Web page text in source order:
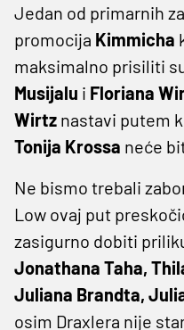
Jedan od primarnih
promocija Kimmicha
maksimalno prisiliti
Musijalu i Floriana
Wirtz nastavi putem
Tonija Krossa neće
Ne bismo trebali
Low ovaj put
zasigurno dobiti
Jonathana Taha,
Juliana Brandta,
osim Draxlera nije